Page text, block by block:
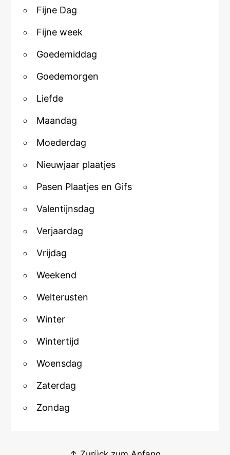
Fijne Dag
Fijne week
Goedemiddag
Goedemorgen
Liefde
Maandag
Moederdag
Nieuwjaar plaatjes
Pasen Plaatjes en Gifs
Valentijnsdag
Verjaardag
Vrijdag
Weekend
Welterusten
Winter
Wintertijd
Woensdag
Zaterdag
Zondag